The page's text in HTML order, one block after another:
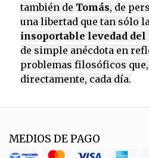
también de Tomás, de
una libertad que tan sólo
insoportable levedad del
de simple anécdota en
problemas filosóficos que,
directamente, cada día.
MEDIOS DE PAGO